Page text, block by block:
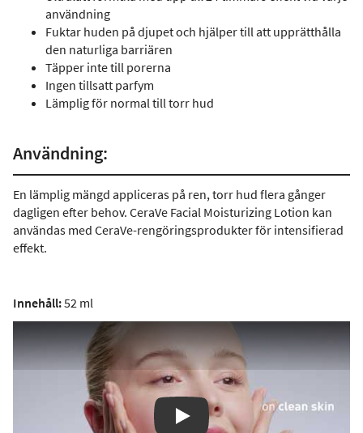
användning
Fuktar huden på djupet och hjälper till att upprätthålla
den naturliga barriären
Täpper inte till porerna
Ingen tillsatt parfym
Lämplig för normal till torr hud
Användning:
En lämplig mängd appliceras på ren, torr hud flera gånger
dagligen efter behov. CeraVe Facial Moisturizing Lotion kan
användas med CeraVe-rengöringsprodukter för intensifierad
effekt.
Innehåll:52 ml
Play